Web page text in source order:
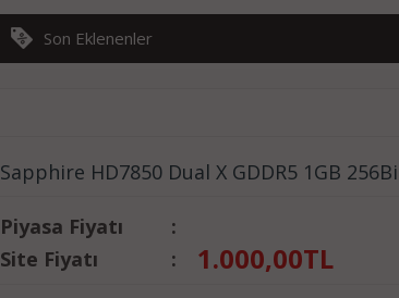
Son Eklenenler
Sapphire HD7850 Dual X GDDR5 1GB
Piyasa Fiyatı
:
Site Fiyatı
: 1.000,00TL